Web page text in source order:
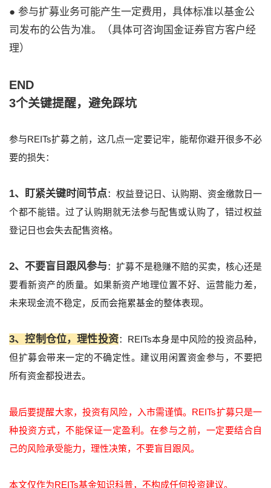
● 参与扩募业务可能产生一定费用，具体标准以基金公
司发布的公告为准。（具体可咨询国金证券官方客户经
理）
END
3个关键提醒，避免踩坑
参与REITs扩募之前，这几点一定要记牢，能帮你避开很多不必
要的损失：
1、盯紧关键时间节点：权益登记日、认购期、资金缴款日一
个都不能错。过了认购期就无法参与配售或认购了，错过权益
登记日也会失去配售资格。
2、不要盲目跟风参与：扩募不是稳赚不赔的买卖，核心还是
要看新资产的质量。如果新资产地理位置不好、运营能力差，
未来现金流不稳定，反而会拖累基金的整体表现。
3、控制仓位，理性投资：REITs本身是中风险的投资品种，
但扩募会带来一定的不确定性。建议用闲置资金参与，不要把
所有资金都投进去。
最后要提醒大家，投资有风险，入市需谨慎。REITs扩募只是一
种投资方式，不能保证一定盈利。在参与之前，一定要结合自
己的风险承受能力，理性决策，不要盲目跟风。
本文仅作为REITs基金知识科普，不构成任何投资建议。